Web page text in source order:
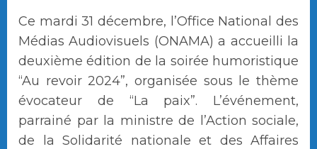
Ce mardi 31 décembre, l’Office National des
Médias Audiovisuels (ONAMA) a accueilli la
deuxième édition de la soirée humoristique
“Au revoir 2024”, organisée sous le thème
évocateur de “La paix”. L’événement,
parrainé par la ministre de l’Action sociale,
de la Solidarité nationale et des Affaires